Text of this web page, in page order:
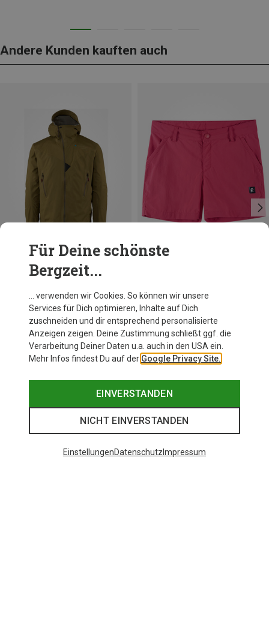
Andere Kunden kauften auch
Du sparst 31%
Für Deine schönste
Bergzeit...
… verwenden wir Cookies. So können wir unsere
Services für Dich optimieren, Inhalte auf Dich
zuschneiden und dir entsprechend personalisierte
Anzeigen zeigen. Deine Zustimmung schließt ggf. die
Verarbeitung Deiner Daten u.a. auch in den USA ein.
Mehr Infos findest Du auf der Google Privacy Site.
EINVERSTANDEN
NICHT EINVERSTANDEN
EinstellungenDatenschutz Impressum